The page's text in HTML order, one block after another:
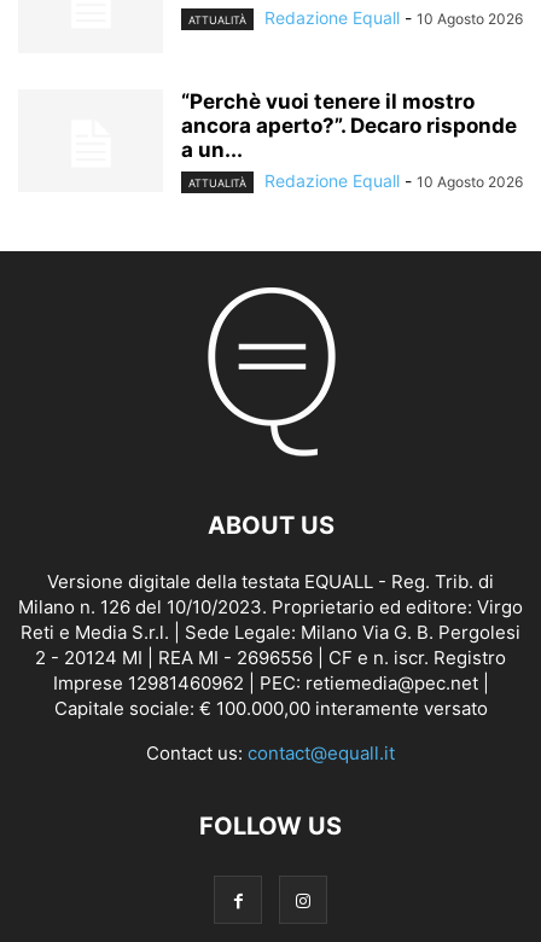
ATTUALITÀ Redazione Equall - 10 Agosto 2026
“Perchè vuoi tenere il mostro
ancora aperto?”. Decaro risponde
a un...
ATTUALITÀ Redazione Equall - 10 Agosto 2026
ABOUT US
Versione digitale della testata EQUALL - Reg. Trib. di
Milano n. 126 del 10/10/2023. Proprietario ed editore: Virgo
Reti e Media S.r.l. | Sede Legale: Milano Via G. B. Pergolesi
2 - 20124 MI | REA MI - 2696556 | CF e n. iscr. Registro
Imprese 12981460962 | PEC: retiemedia@pec.net |
Capitale sociale: € 100.000,00 interamente versato
Contact us: contact@equall.it
FOLLOW US